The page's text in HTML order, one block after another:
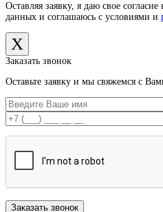
Оставляя заявку, я даю свое
данных и соглашаюсь с условиями и
X
Заказать звонок
Оставьте заявку и мы свяжемся с